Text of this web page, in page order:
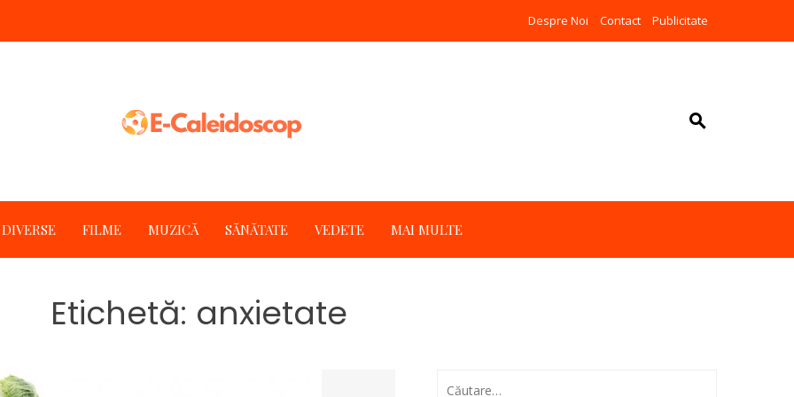
Despre Noi Contact Publicitate
DIVERSE FILME MUZICĂ SĂNĂTATE VEDETE MAI MULTE
Etichetă: anxietate